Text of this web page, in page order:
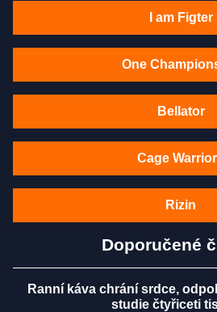
I am Figter
One
Bellator
Cage
Rizin
Doporučené
Ranní káva chrání srdce,
studie čtyřiceti